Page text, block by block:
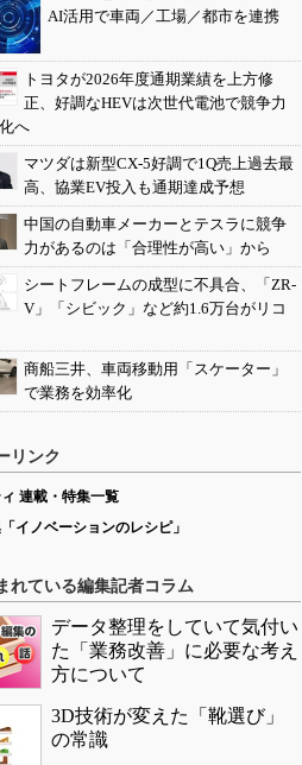
AI活用で車両／工場／都市を連携
トヨタが2026年度通期業績を上方修
正、好調なHEVは次世代電池で競争力
へ
マツダは新型CX-5好調で1Q売上過去最
高、協業EV投入も通期達成予想
中国の自動車メーカーとテスラに競争
力があるのは「合理性が高い」から
シートフレームの成型に不具合、「ZR-
V」「シビック」など約1.6万台がリコ
商船三井、車両移動用「スケーター」
で業務を効率化
リンク
連載・特集一覧
イノベーションのレシピ」
れている編集記者コラム
データ整理をしていて気付い
た「業務改善」に必要な考え
方について
3D技術が変えた「靴選び」
の常識